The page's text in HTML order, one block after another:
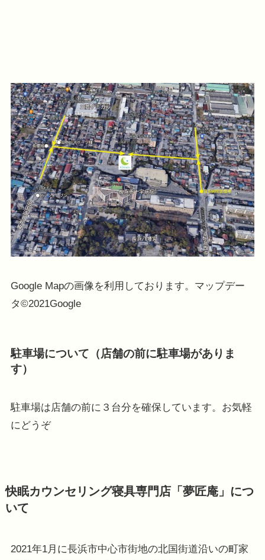
Google Mapの画像を利用しております。マップデー
タ©2021Google
駐車場について（店舗の前に駐車場がありま
す）
駐車場は店舗の前に３台分を確保しています。お気軽
にどうぞ
快眠カウンセリング寝具専門店「夢匠庵」につ
いて
2021年1月に長浜市中心市街地の北国街道沿いの町家